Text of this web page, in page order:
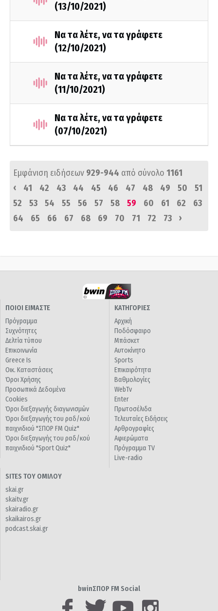
(13/10/2021)
Να τα λέτε, να τα γράφετε
(12/10/2021)
Να τα λέτε, να τα γράφετε
(11/10/2021)
Να τα λέτε, να τα γράφετε
(07/10/2021)
Εμφάνιση ειδήσεων 929-944 από σύνολο 1161
‹
41 42 43 44 45 46 47 48 49 50
51
52
53 54 55 56 57 58 59 60 61 62
63
64
65 66 67 68 69 70 71 72 73 ›
ΠΟΙΟΙ ΕΙΜΑΣΤΕ
Πρόγραμμα
Συχνότητες
Δελτία τύπου
Επικοινωνία
Greece Is
Οικ. Καταστάσεις
Όροι Χρήσης
Προσωπικά Δεδομένα
Cookies
Όροι διεξαγωγής διαγωνισμών
Όροι διεξαγωγής του ραδ/κού
παιχνιδιού "ΣΠΟΡ FM Quiz"
Όροι διεξαγωγής του ραδ/κού
παιχνιδιού "Sport Quiz"
ΚΑΤΗΓΟΡΙΕΣ
Αρχική
Ποδόσφαιρο
Μπάσκετ
Αυτοκίνητο
Sports
Επικαιρότητα
Βαθμολογίες
WebTv
Enter
Πρωτοσέλιδα
Τελευταίες Ειδήσεις
Αρθρογραφίες
Αφιερώματα
Πρόγραμμα TV
Live-radio
SITES ΤΟΥ ΟΜΙΛΟΥ
skai.gr
skaitv.gr
skairadio.gr
skaikairos.gr
podcast.skai.gr
bwinΣΠΟΡ FM Social